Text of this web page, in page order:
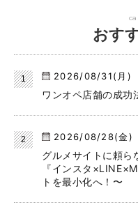
おす
2026/08/31(月)
ワンオペ店舗の成功
2026/08/28(金)
グルメサイトに頼ら
『インスタ
トを最小化へ！〜